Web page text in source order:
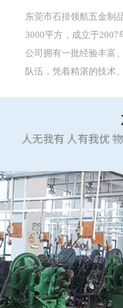
东莞市石排领航五金制
3000平方，成立于2007
公司拥有一批经验丰富
队伍，凭着精湛的技术